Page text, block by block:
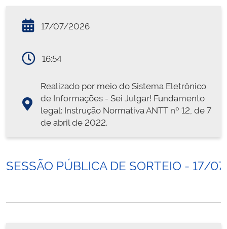
17/07/2026
16:54
Realizado por meio do Sistema Eletrônico
de Informações - Sei Julgar! Fundamento
legal: Instrução Normativa ANTT nº 12, de 7
de abril de 2022.
SESSÃO PÚBLICA DE SORTEIO - 17/